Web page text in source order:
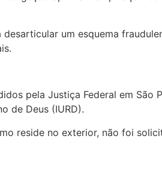
um esquema
pela Justiça Federal em São
de Deus (IURD).
reside no exterior, não foi